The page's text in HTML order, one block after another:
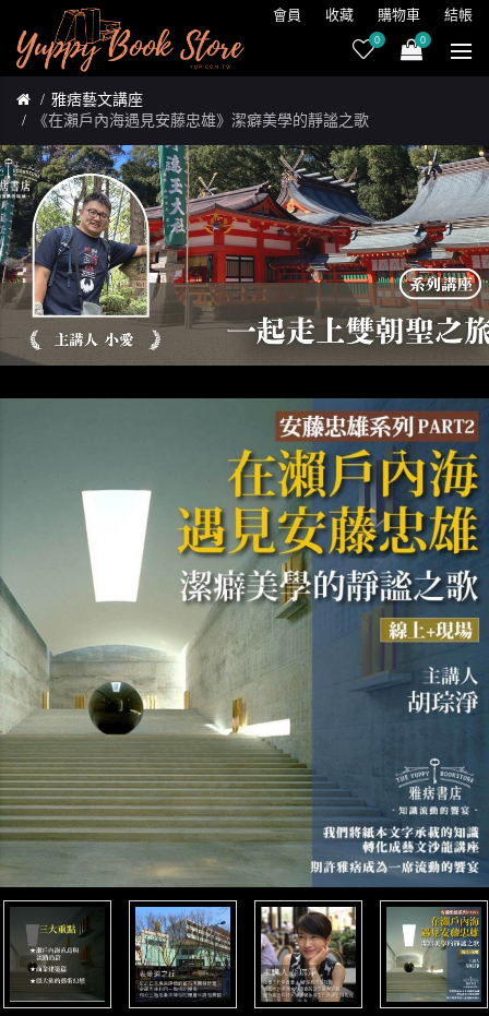
會員 收藏 購物車 結帳
0 0
雅痞藝文講座
《在瀨戶內海遇見安藤忠雄》潔癖美學的靜謐之歌